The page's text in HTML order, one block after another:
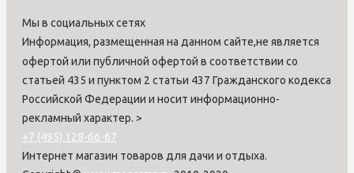
Мы в социальных сетях
Информация, размещенная на данном сайте,не является
офертой или публичной офертой в соответствии со
статьей 435 и пунктом 2 статьи 437 Гражданского кодекса
Российской Федерации и носит информационно-
рекламный характер. >
+7 (495) 128-66-67
Интернет магазин товаров для дачи и отдыха.